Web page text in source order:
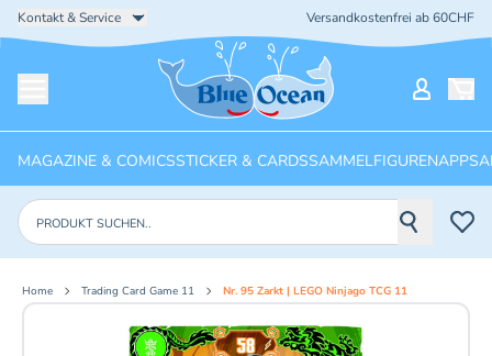
Kontakt & Service Versandkostenfrei ab 60CHF
Startseite
MAGAZINE & COMICSSTICKER & CARDSSAMMELFIGURENAPPS
Produkte suchen
Home Trading Card Game 11 Nr. 95 Zarkt | LEGO Ninjago TCG 11